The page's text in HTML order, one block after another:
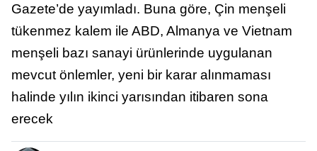
Gazete’de yayımladı. Buna göre, Çin menşeli
tükenmez kalem ile ABD, Almanya ve Vietnam
menşeli bazı sanayi ürünlerinde uygulanan
mevcut önlemler, yeni bir karar alınmaması
halinde yılın ikinci yarısından itibaren sona
erecek